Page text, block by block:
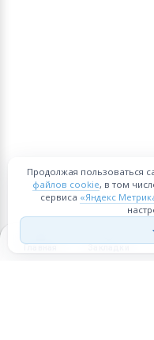
Главная Закладки
Продолжая пользоваться
файлов cookie, в том
сервиса «Яндекс